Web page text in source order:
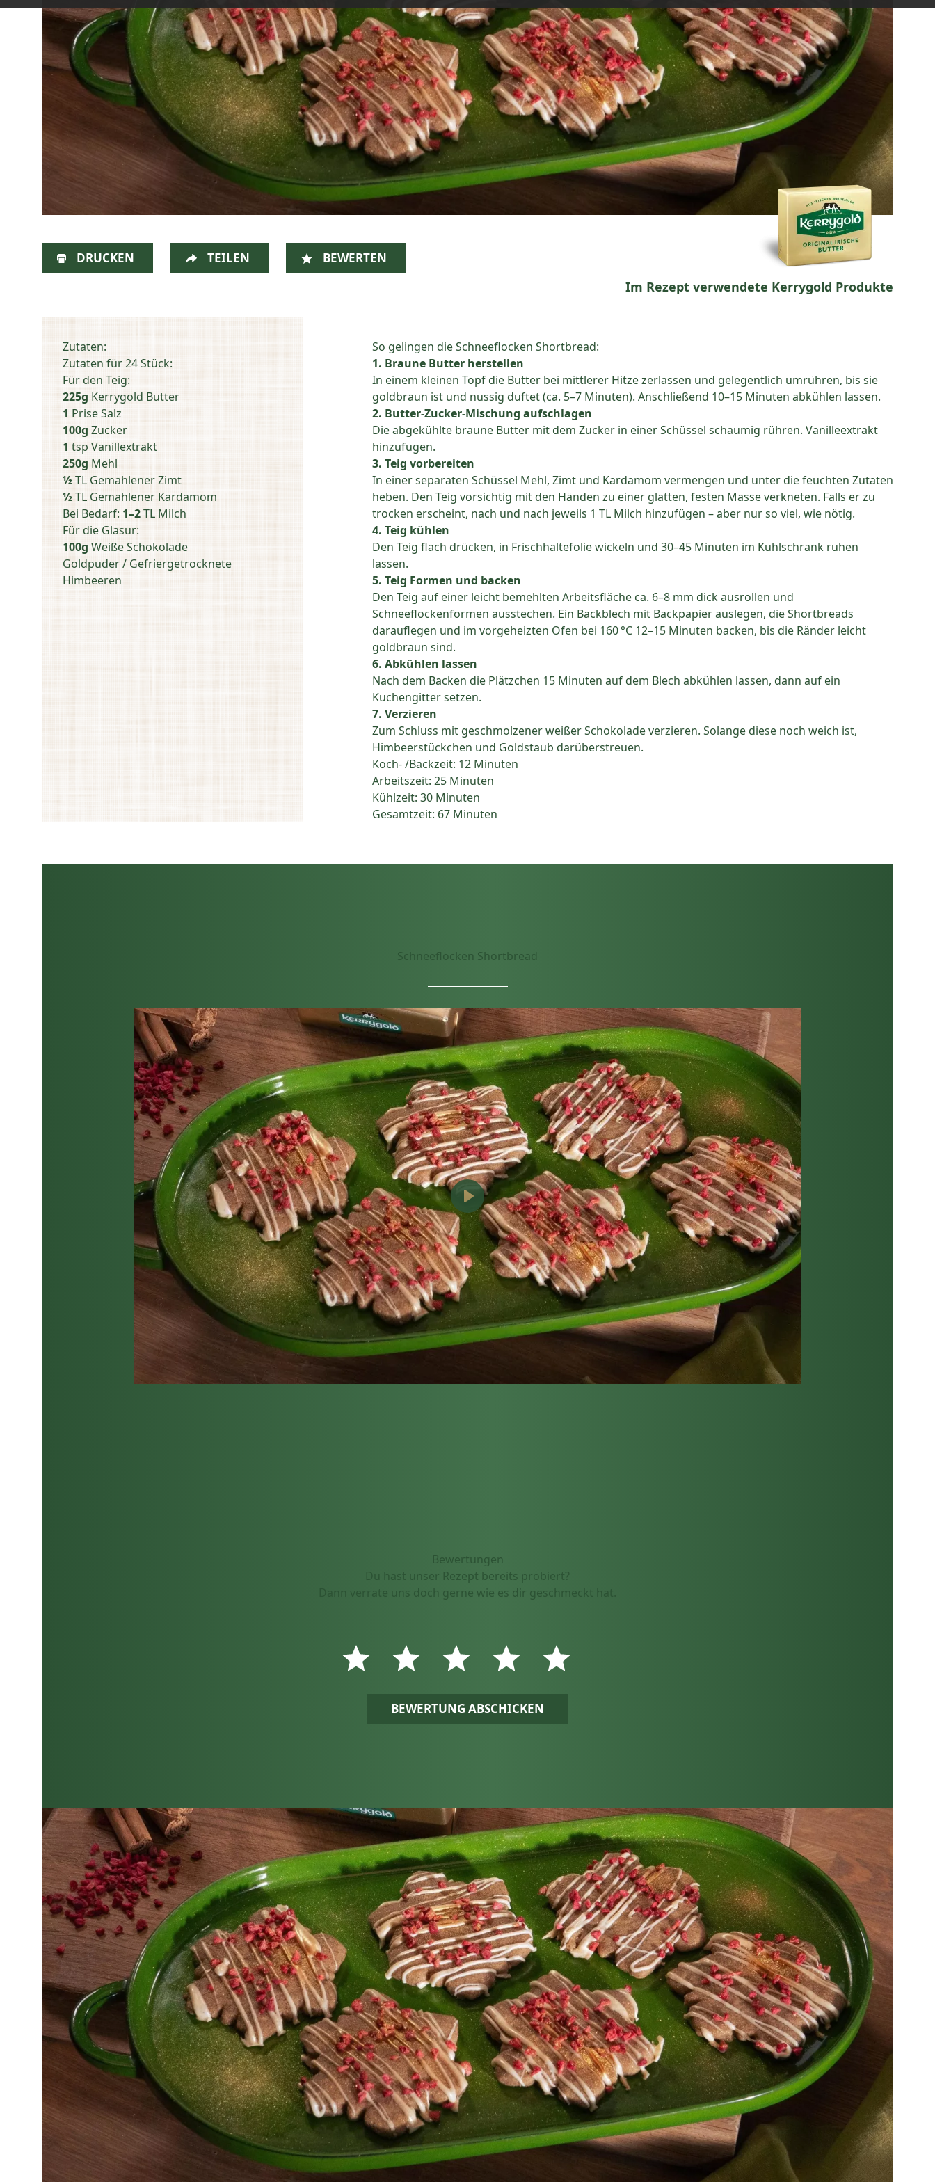
DRUCKEN TEILEN BEWERTEN
Im Rezept verwendete Kerrygold Produkte
Zutaten:
Zutaten für 24 Stück:​
Für den Teig:​
225g Kerrygold Butter​
1 Prise Salz​
100g Zucker​
1 tsp Vanillextrakt​
250g Mehl​
½TL Gemahlener Zimt​
½TL Gemahlener Kardamom​
Bei Bedarf: 1–2TL Milch​
Für die Glasur:​​
100g Weiße Schokolade​​
Goldpuder / Gefriergetrocknete
Himbeeren
So gelingen die Schneeflocken Shortbread:
1. Braune Butter herstellen
In einem kleinen Topf die Butter bei mittlerer Hitze zerlassen und gelegentlich umrühren, bis sie
goldbraun ist und nussig duftet (ca. 5–7 Minuten). Anschließend 10–15 Minuten abkühlen lassen.
2. Butter-Zucker-Mischung aufschlagen
Die abgekühlte braune Butter mit dem Zucker in einer Schüssel schaumig rühren. Vanilleextrakt
hinzufügen.
3. Teig vorbereiten
In einer separaten Schüssel Mehl, Zimt und Kardamom vermengen und unter die feuchten Zutaten
heben. Den Teig vorsichtig mit den Händen zu einer glatten, festen Masse verkneten. Falls er zu
trocken erscheint, nach und nach jeweils 1 TL Milch hinzufügen – aber nur so viel, wie nötig.
4. Teig kühlen
Den Teig flach drücken, in Frischhaltefolie wickeln und 30–45 Minuten im Kühlschrank ruhen
lassen.
5. Teig Formen und backen
Den Teig auf einer leicht bemehlten Arbeitsfläche ca. 6–8 mm dick ausrollen und
Schneeflockenformen ausstechen. Ein Backblech mit Backpapier auslegen, die Shortbreads
darauflegen und im vorgeheizten Ofen bei 160 °C 12–15 Minuten backen, bis die Ränder leicht
goldbraun sind.
6. Abkühlen lassen
Nach dem Backen die Plätzchen 15 Minuten auf dem Blech abkühlen lassen, dann auf ein
Kuchengitter setzen.
7. Verzieren
Zum Schluss mit geschmolzener weißer Schokolade verzieren. Solange diese noch weich ist,
Himbeerstückchen und Goldstaub darüberstreuen.
Koch- /Backzeit: 12 Minuten
Arbeitszeit: 25 Minuten
Kühlzeit: 30 Minuten
Gesamtzeit: 67 Minuten
Schneeflocken Shortbread
Video
abspielen
Bewertungen
Du hast unser Rezept bereits probiert?
Dann verrate uns doch gerne wie es dir geschmeckt hat.
BEWERTUNG ABSCHICKEN